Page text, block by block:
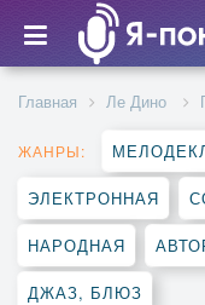
Главная Ле Дино
ЖАНРЫ:
ЭЛЕКТРОННАЯ
НАРОДНАЯ
ДЖАЗ, БЛЮЗ